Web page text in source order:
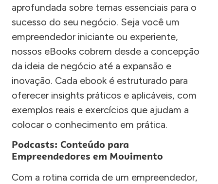
aprofundada sobre temas essenciais para o
sucesso do seu negócio. Seja você um
empreendedor iniciante ou experiente,
nossos eBooks cobrem desde a concepção
da ideia de negócio até a expansão e
inovação. Cada ebook é estruturado para
oferecer insights práticos e aplicáveis, com
exemplos reais e exercícios que ajudam a
colocar o conhecimento em prática.
Podcasts: Conteúdo para
Empreendedores em Movimento
Com a rotina corrida de um empreendedor,